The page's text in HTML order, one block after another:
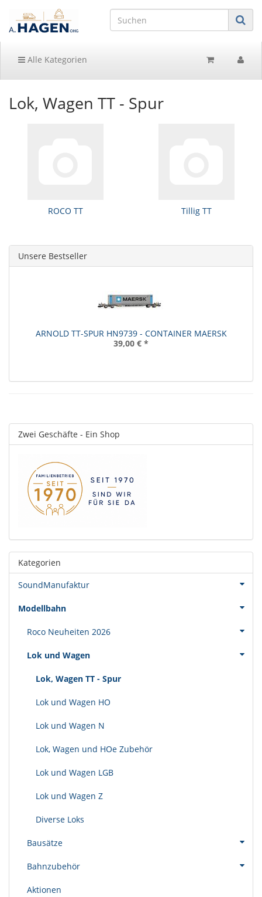
Alle Kategorien
Lok, Wagen TT - Spur
ROCO TT Tillig TT
Unsere Bestseller
ARNOLD TT-SPUR HN9739 - CONTAINER MAERSK
39,00 € *
Zwei Geschäfte - Ein Shop
Kategorien
SoundManufaktur
Modellbahn
Roco Neuheiten 2026
Lok und Wagen
Lok, Wagen TT - Spur
Lok und Wagen HO
Lok und Wagen N
Lok, Wagen und HOe Zubehör
Lok und Wagen LGB
Lok und Wagen Z
Diverse Loks
Bausätze
Bahnzubehör
Aktionen